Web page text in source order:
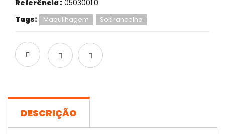
Referência : 0503001.0
Tags:
Maquilhagem Sobrancelha
DESCRIÇÃO